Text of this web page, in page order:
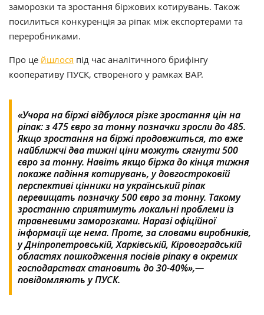
заморозки та зростання біржових котирувань. Також
посилиться конкуренція за ріпак між експортерами та
переробниками.
Про це йшлося під час аналітичного брифінгу
кооперативу ПУСК, створеного у рамках ВАР.
«Учора на біржі відбулося різке зростання цін на
ріпак: з 475 євро за тонну позначки зросли до 485.
Якщо зростання на біржі продовжиться, то вже
найближчі два тижні ціни можуть сягнути 500
євро за тонну. Навіть якщо біржа до кінця тижня
покаже падіння котирувань, у довгостроковій
перспективі цінники на український ріпак
перевищать позначку 500 євро за тонну. Такому
зростанню сприятимуть локальні проблеми із
травневими заморозками. Наразі офіційної
інформації ще нема. Проте, за словами виробників,
у Дніпропетровській, Харківській, Кіровоградській
областях пошкодження посівів ріпаку в окремих
господарствах становить до 30-40%»,—
повідомляють у ПУСК.